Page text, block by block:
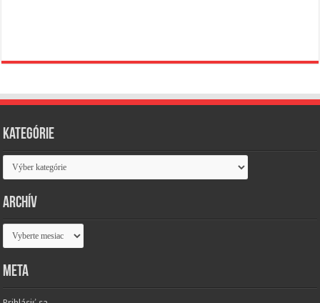
Kategórie
Kategórie
Archív
Archív
Meta